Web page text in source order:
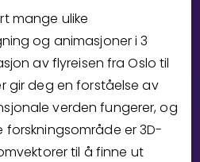
mange ulike
og animasjoner i 3
av flyreisen fra Oslo til
gir deg en forståelse av
verden fungerer, og
er 3D-
til å finne ut